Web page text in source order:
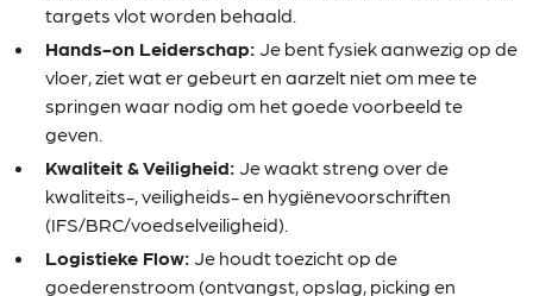
targets vlot worden behaald.
Hands-on Leiderschap: Je bent fysiek aanwezig op de
vloer, ziet wat er gebeurt en aarzelt niet om mee te
springen waar nodig om het goede voorbeeld te
geven.
Kwaliteit & Veiligheid: Je waakt streng over de
kwaliteits-, veiligheids- en hygiënevoorschriften
(IFS/BRC/voedselveiligheid).
Logistieke Flow: Je houdt toezicht op de
goederenstroom (ontvangst, opslag, picking en